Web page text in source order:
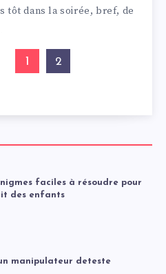
tôt dans la soirée, bref, de
1 2
faciles à résoudre pour
des enfants
manipulateur deteste